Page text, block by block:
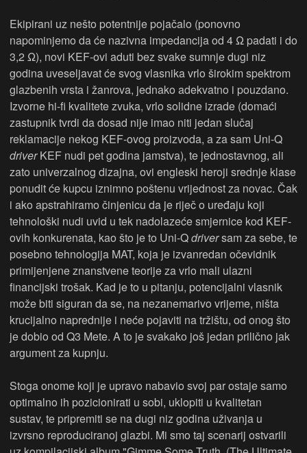
Ekipirani uz nešto potentnije pojačalo (ponovno
napominjemo da će nazivna impedancija od 4 Ω padati i do
3,2 Ω), novi KEF-ovi aduti bez svake sumnje dugi niz
godina uveseljavat će svog vlasnika vrlo širokim spektrom
glazbenih vrsta i žanrova, jednako adekvatno i pouzdano.
Izvorne hi-fi kvalitete zvuka, vrlo solidne izrade (domaći
zastupnik tvrdi da dosad nije imao niti jedan slučaj
reklamacije nekog KEF-ovog proizvoda, a za sam Uni-Q
driverKEF nudi pet godina jamstva), te jednostavnog, ali
zato univerzalnog dizajna, ovi engleski heroji srednje klase
ponudit će kupcu iznimno poštenu vrijednost za novac. Čak
i ako apstrahiramo činjenicu da je riječ o uređaju koji
tehnološki nudi uvid u tek nadolazeće smjernice kod KEF-
ovih konkurenata, kao što je to Uni-Qdriversam za sebe, te
posebno tehnologija MAT, koja je izvanredan očevidnik
primijenjene znanstvene teorije za vrlo mali ulazni
financijski trošak. Kad je to u pitanju, potencijalni vlasnik
može biti siguran da se, na nezanemarivo vrijeme, ništa
krucijalno naprednije i neće pojaviti na tržištu, od onog što
je dobio od Q3 Mete. A to je svakako još jedan prilično jak
argument za kupnju.
Stoga onome koji je upravo nabavio svoj par ostaje samo
optimalno ih pozicionirati u sobi, uklopiti u kvalitetan
sustav, te pripremiti se na dugi niz godina uživanja u
izvrsno reproduciranoj glazbi. Mi smo taj scenarij ostvarili